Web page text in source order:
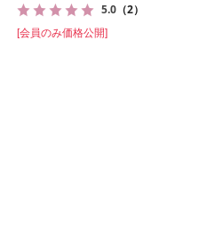
5.0 （2）
[会員のみ価格公開]